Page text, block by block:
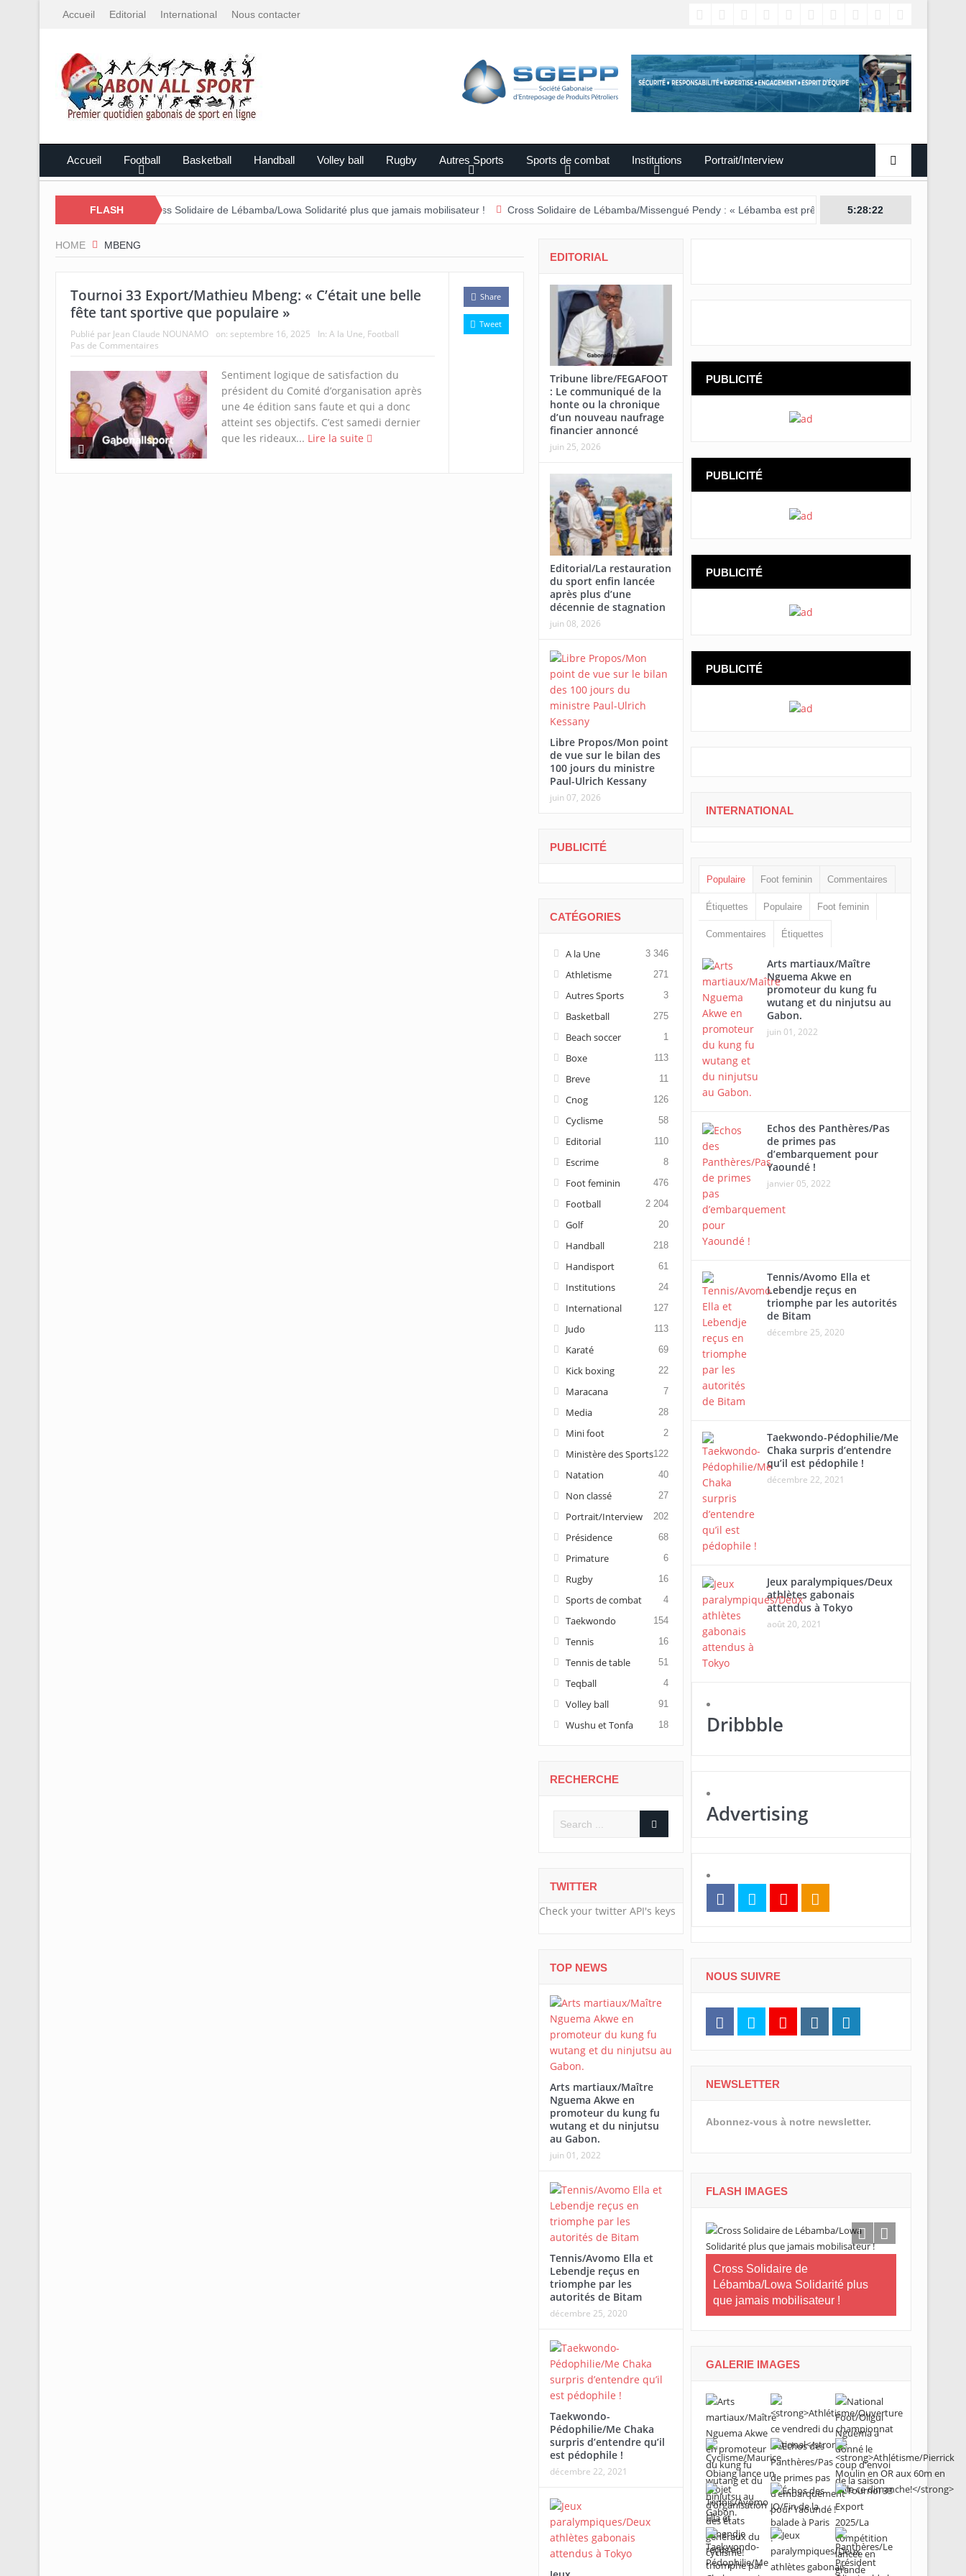
Accueil Editorial International Nous contacter
Accueil Football Basketball Handball Volley ball Rugby Autres Sports Sports de combat Institutions Portrait/Interview
FLASH
Cross Solidaire de Lébamba/Lowa Solidarité plus que jamais mobilisateur ! Cross Solidaire de Lébamba/Missengué Pendy : « Lébamba est prêt à accueillir ce grand événement »
5:28:23
HOME MBENG
Tournoi 33 Export/Mathieu Mbeng: « C’était une belle
fête tant sportive que populaire »
Publié par Jean Claude NOUNAMO on: septembre 16, 2025 In: A la Une, Football
Pas de Commentaires
Sentiment logique de satisfaction du
président du Comité d’organisation après
une 4e édition sans faute et qui a donc
atteint ses objectifs. C’est samedi dernier
que les rideaux... Lire la suite
Share
Tweet
EDITORIAL
Tribune libre/FEGAFOOT
: Le communiqué de la
honte ou la chronique
d’un nouveau naufrage
financier annoncé
juin 25, 2026
Editorial/La restauration
du sport enfin lancée
après plus d’une
décennie de stagnation
juin 08, 2026
Libre Propos/Mon point
de vue sur le bilan des
100 jours du ministre
Paul-Ulrich Kessany
juin 07, 2026
PUBLICITÉ
CATÉGORIES
A la Une 3 346
Athletisme 271
Autres Sports 3
Basketball 275
Beach soccer 1
Boxe 113
Breve 11
Cnog 126
Cyclisme 58
Editorial 110
Escrime 8
Foot feminin 476
Football 2 204
Golf 20
Handball 218
Handisport 61
Institutions 24
International 127
Judo 113
Karaté 69
Kick boxing 22
Maracana 7
Media 28
Mini foot 2
Ministère des Sports122
Natation 40
Non classé 27
Portrait/Interview 202
Présidence 68
Primature 6
Rugby 16
Sports de combat 4
Taekwondo 154
Tennis 16
Tennis de table 51
Teqball 4
Volley ball 91
Wushu et Tonfa 18
RECHERCHE
TWITTER
Check your twitter API's keys
TOP NEWS
Arts martiaux/Maître
Nguema Akwe en
promoteur du kung fu
wutang et du ninjutsu
au Gabon.
juin 01, 2022
Tennis/Avomo Ella et
Lebendje reçus en
triomphe par les
autorités de Bitam
décembre 25, 2020
Taekwondo-
Pédophilie/Me Chaka
surpris d’entendre qu’il
est pédophile !
décembre 22, 2021
PUBLICITÉ
PUBLICITÉ
PUBLICITÉ
PUBLICITÉ
INTERNATIONAL
Populaire Foot feminin Commentaires
Étiquettes Populaire Foot feminin
Commentaires Étiquettes
Arts martiaux/Maître
Nguema Akwe en
promoteur du kung fu
wutang et du ninjutsu au
Gabon.
juin 01, 2022
Echos des Panthères/Pas
de primes pas
d’embarquement pour
Yaoundé !
janvier 05, 2022
Tennis/Avomo Ella et
Lebendje reçus en
triomphe par les autorités
de Bitam
décembre 25, 2020
Taekwondo-Pédophilie/Me
Chaka surpris d’entendre
qu’il est pédophile !
décembre 22, 2021
Jeux paralympiques/Deux
athlètes gabonais
attendus à Tokyo
août 20, 2021
Dribbble
Advertising
NOUS SUIVRE
NEWSLETTER
Abonnez-vous à notre newsletter.
FLASH IMAGES
Afrobasbet U18-2026/Le Gabon
écrasé par le Mali
Cross Solidaire de
Lébamba/Lowa Solidarité plus
que jamais mobilisateur !
GALERIE IMAGES